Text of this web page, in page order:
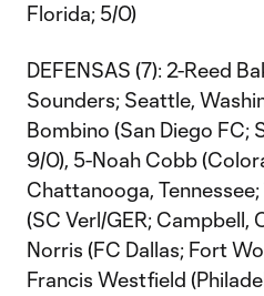
Florida; 5/0)
DEFENSAS (7): 2-Reed
Sounders; Seattle,
Bombino (San Diego FC;
9/0), 5-Noah Cobb
Chattanooga, Tennessee;
(SC Verl/GER; Campbell,
Norris (FC Dallas; Fort
Francis Westfield